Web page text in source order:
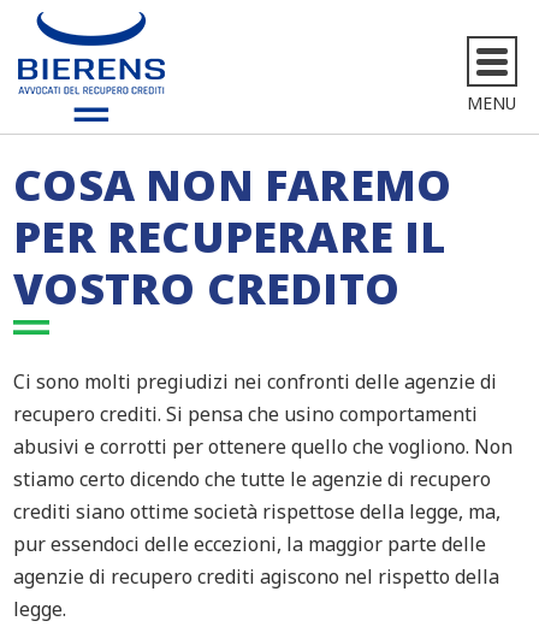
MENU
COSA NON FAREMO
PER RECUPERARE IL
VOSTRO CREDITO
Ci sono molti pregiudizi nei confronti delle agenzie di
recupero crediti. Si pensa che usino comportamenti
abusivi e corrotti per ottenere quello che vogliono. Non
stiamo certo dicendo che tutte le agenzie di recupero
crediti siano ottime società rispettose della legge, ma,
pur essendoci delle eccezioni, la maggior parte delle
agenzie di recupero crediti agiscono nel rispetto della
legge.